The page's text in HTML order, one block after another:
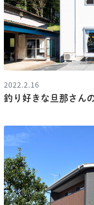
2022.2.16
釣り好きな旦那さん